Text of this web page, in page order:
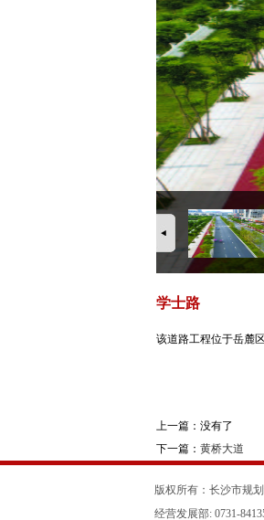
学士路
该道路工程位于岳麓
上一篇：没有了
下一篇： 黄桥大道
版权所有：长沙市规
经营发展部: 0731-